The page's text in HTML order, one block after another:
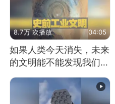
8.7万 次播放 04:05
如果人类今天消失，未来
的文明能不能发现我们存